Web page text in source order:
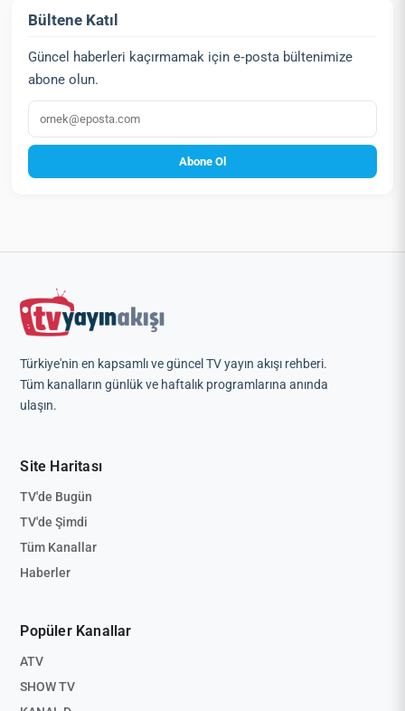
Bültene Katıl
Güncel haberleri kaçırmamak için e‑posta bültenimize
abone olun.
E‑posta
Abone Ol
Türkiye'nin en kapsamlı ve güncel TV yayın akışı rehberi.
Tüm kanalların günlük ve haftalık programlarına anında
ulaşın.
Site Haritası
TV'de Bugün
TV'de Şimdi
Tüm Kanallar
Haberler
Popüler Kanallar
ATV
SHOW TV